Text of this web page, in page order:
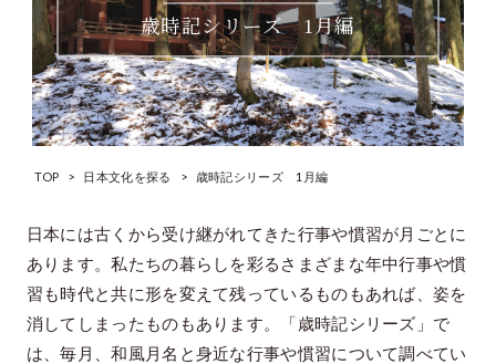
いろりとは
伝教大師最澄1200年魅力交流委員会とは
大学コラボプロジェクト
伝教大師最澄とは（デジタルパンフレット）
いろり端
特集「一隅を照らす」
探訪「1200年の魅力交流」
歳時記シリーズ 1月編
TOP > 日本文化を探る > 歳時記シリーズ 1月編
日本には古くから受け継がれてきた行事や慣習が月ごとに
あります。私たちの暮らしを彩るさまざまな年中行事や慣
習も時代と共に形を変えて残っているものもあれば、姿を
消してしまったものもあります。「歳時記シリーズ」で
は、毎月、和風月名と身近な行事や慣習について調べてい